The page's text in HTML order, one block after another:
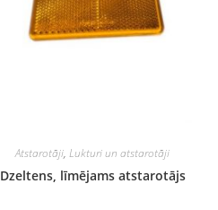
Atstarotāji,Lukturi un atstarotāji
Dzeltens, līmējams atstarotājs